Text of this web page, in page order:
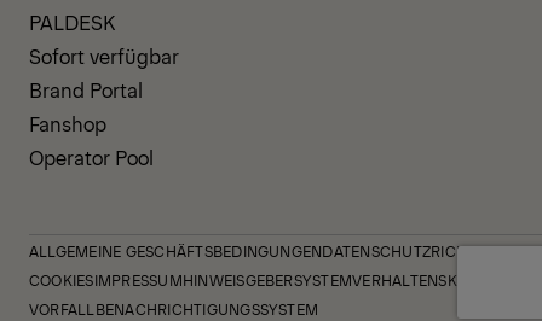
PALDESK
Sofort verfügbar
Brand Portal
Fanshop
Operator Pool
ALLGEMEINE GESCHÄFTSBEDINGUNGENDATENSCHUTZRICHTLINIE
COOKIESIMPRESSUMHINWEISGEBERSYSTEMVERHALTENSKODEX
VORFALLBENACHRICHTIGUNGSSYSTEM